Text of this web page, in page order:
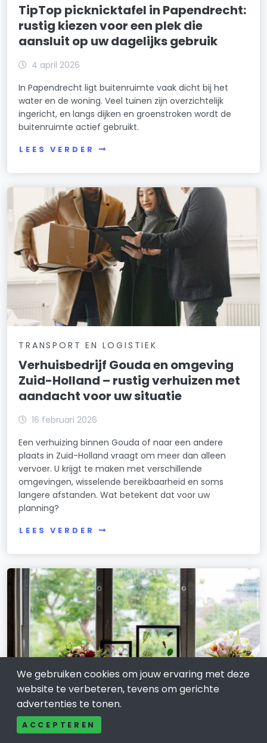
TipTop picknicktafel in Papendrecht:
rustig kiezen voor een plek die
aansluit op uw dagelijks gebruik
4 april 2026
In Papendrecht ligt buitenruimte vaak dicht bij het
water en de woning. Veel tuinen zijn overzichtelijk
ingericht, en langs dijken en groenstroken wordt de
buitenruimte actief gebruikt.
LEES VERDER
TRANSPORT EN LOGISTIEK
Verhuisbedrijf Gouda en omgeving
Zuid-Holland – rustig verhuizen met
aandacht voor uw situatie
16 februari 2026
Een verhuizing binnen Gouda of naar een andere
plaats in Zuid-Holland vraagt om meer dan alleen
vervoer. U krijgt te maken met verschillende
omgevingen, wisselende bereikbaarheid en soms
langere afstanden. Wat betekent dat voor uw
planning?
LEES VERDER
WONEN, HUIS EN TUIN
We gebruiken cookies om jouw ervaring met deze
website te verbeteren, tevens om gerichte
advertenties te tonen.
ACCEPTEREN